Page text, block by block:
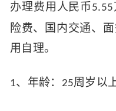
办理费用人民币 5.55
险费、国内交通、
用自理。
1、 年龄： 25周岁以